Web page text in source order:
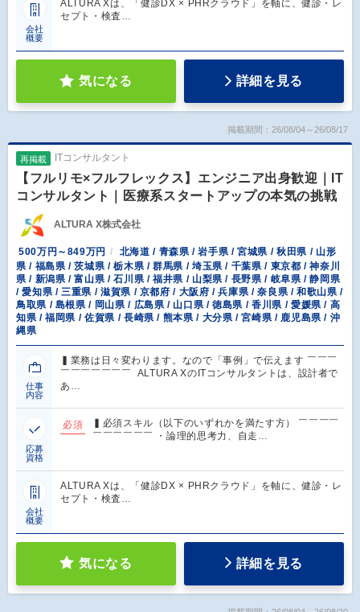
会社
概要
ALTURA Xは、「健診DX × PHRクラウド」を軸に、健診・レ
セプト・検査…
気になる 詳細を見る
掲載期間：26/08/04～26/08/17
再掲載 ITコンサルタント
【フルリモ×フルフレックス】エンジニア出身歓迎｜IT
コンサルタント｜医療系スタートアップの本気の挑戦
ALTURA X株式会社
500万円～849万円
北海道 / 青森県 / 岩手県 / 宮城県 / 秋田県 / 山形
県 / 福島県 / 茨城県 / 栃木県 / 群馬県 / 埼玉県 / 千葉県 / 東京都 / 神奈川
県 / 新潟県 / 富山県 / 石川県 / 福井県 / 山梨県 / 長野県 / 岐阜県 / 静岡県
/ 愛知県 / 三重県 / 滋賀県 / 京都府 / 大阪府 / 兵庫県 / 奈良県 / 和歌山県 /
鳥取県 / 島根県 / 岡山県 / 広島県 / 山口県 / 徳島県 / 香川県 / 愛媛県 / 高
知県 / 福岡県 / 佐賀県 / 長崎県 / 熊本県 / 大分県 / 宮崎県 / 鹿児島県 / 沖
縄県
仕事
内容
▍業務は日々変わります。なので「事例」で伝えます ￣￣￣
￣￣￣￣￣￣￣ ALTURA XのITコンサルタントは、設計者で
あ…
応募
資格
必須
▍必須スキル（以下のいずれかを満たす方） ￣￣￣￣
￣￣￣￣￣￣ ・論理的思考力、自走…
会社
概要
ALTURA Xは、「健診DX × PHRクラウド」を軸に、健診・レ
セプト・検査…
気になる 詳細を見る